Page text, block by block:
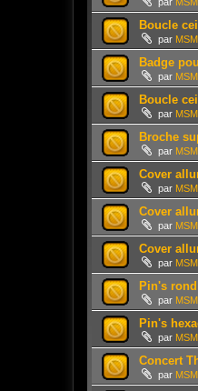
Boucle
par
Badge
par
Boucle
par
Broche
par
Cover
par
Cover
par
Cover
par
Pin's rond
par
Pin's
par
Concert
par